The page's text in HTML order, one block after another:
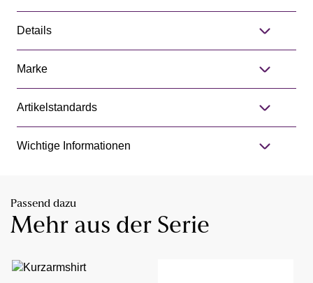
Details
Marke
Artikelstandards
Wichtige Informationen
Passend dazu
Mehr aus der Serie